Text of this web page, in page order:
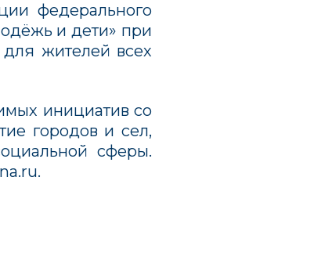
федерального
и дети» при
жителей всех
инициатив со
городов и сел,
сферы.